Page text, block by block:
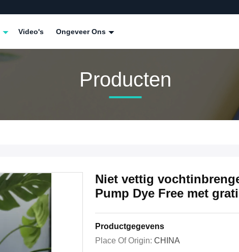
Video's Ongeveer Ons
Producten
Niet vettig
Pump Dye Free met
Productgegevens
Place Of Origin: CHINA